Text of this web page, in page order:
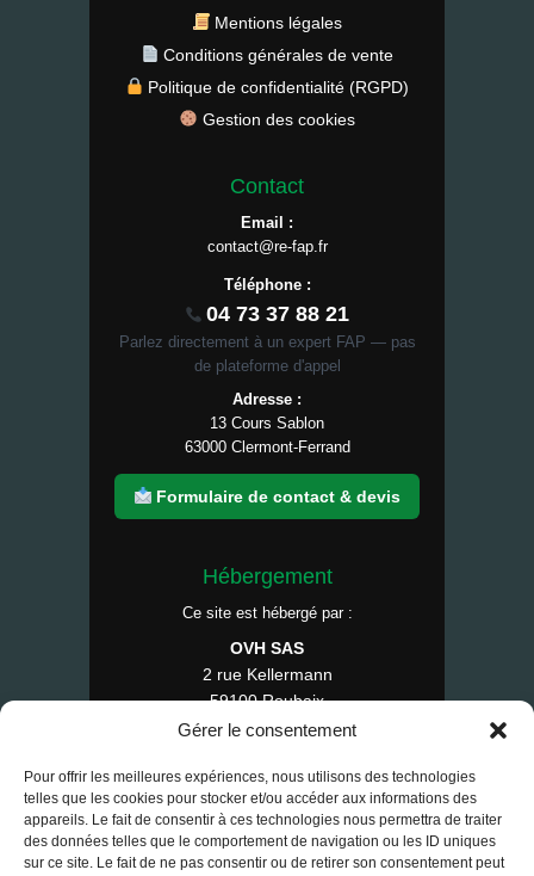
Gérer le consentement
Pour offrir les meilleures expériences, nous utilisons des technologies
telles que les cookies pour stocker et/ou accéder aux informations des
appareils. Le fait de consentir à ces technologies nous permettra de traiter
des données telles que le comportement de navigation ou les ID uniques
sur ce site. Le fait de ne pas consentir ou de retirer son consentement peut
Mentions légales
Conditions générales de vente
Politique de confidentialité (RGPD)
Gestion des cookies
Contact
Email :
contact@re-fap.fr
Téléphone :
04 73 37 88 21
Parlez directement à un expert FAP — pas
de plateforme d'appel
Adresse :
13 Cours Sablon
63000 Clermont-Ferrand
Formulaire de contact & devis
Hébergement
Ce site est hébergé par :
OVH SAS
2 rue Kellermann
59100 Roubaix
France
© 2025 RE-FAP — Tous droits réservés.